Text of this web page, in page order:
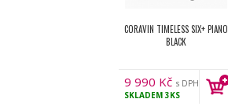
CORAVIN TIMELESS SIX+ PIANO
BLACK
9 990 Kč s DPH
SKLADEM3KS